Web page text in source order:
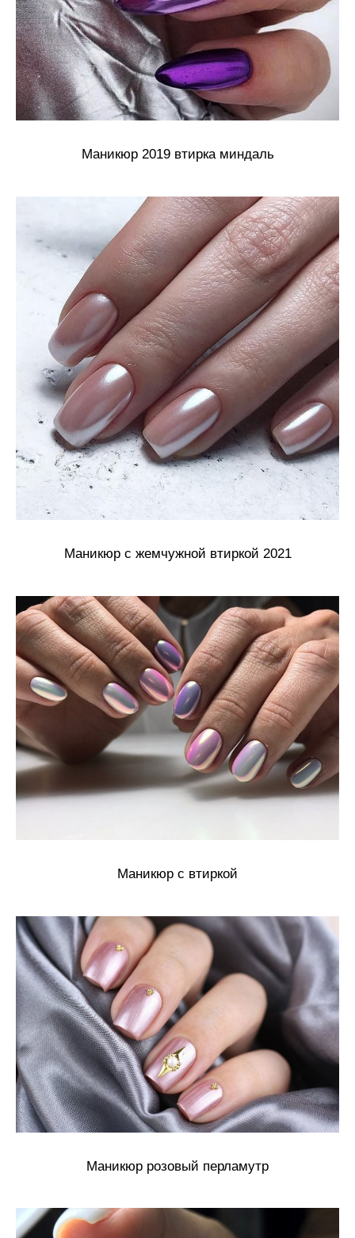
Маникюр 2019 втирка миндаль
Маникюр с жемчужной втиркой 2021
Маникюр с втиркой
Маникюр розовый перламутр